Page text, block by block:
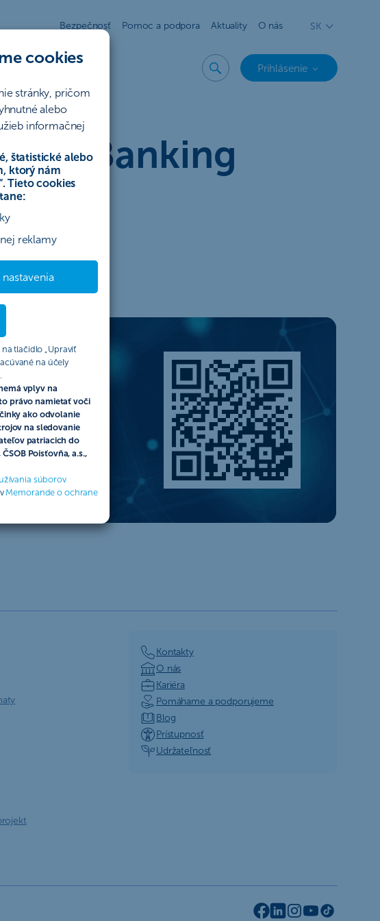
cookies
stránky, pričom
alebo
informačnej
štatistické alebo
ktorý nám
Tieto cookies
reklamy
tlačidlo „Upraviť
na účely
vplyv na
právo namietať voči
ako odvolanie
na sledovanie
patriacich do
Poisťovňa, a.s.,
súborov
Memorande o ochrane
Bezpečnosť Pomoc a podpora Aktuality O nás SK
Prihlásenie
Kontakty
O nás
Kariéra
Pomáhame a podporujeme
Blog
Prístupnosť
Udržateľnosť